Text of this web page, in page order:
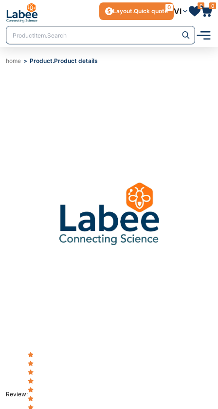
Layout.Quick quote
0 VI
0 0
home Product.Product details
Review: